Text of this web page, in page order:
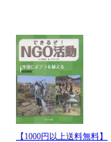
【1000円以上送料無料】